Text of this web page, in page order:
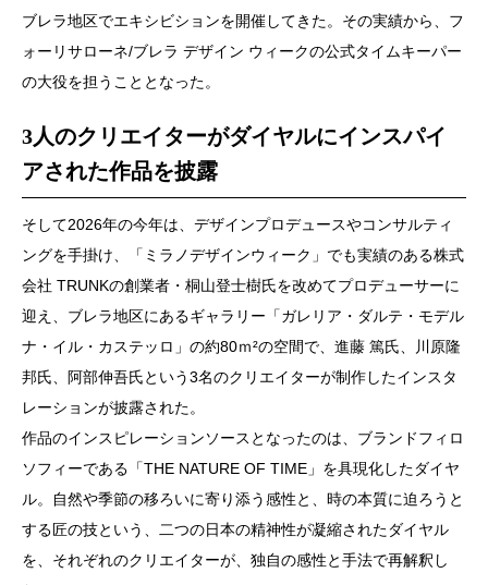
ブレラ地区でエキシビションを開催してきた。その実績から、フ
ォーリサローネ/ブレラ デザイン ウィークの公式タイムキーパー
の大役を担うこととなった。
3人のクリエイターがダイヤルにインスパイ
アされた作品を披露
そして2026年の今年は、デザインプロデュースやコンサルティ
ングを手掛け、「ミラノデザインウィーク」でも実績のある株式
会社 TRUNKの創業者・桐山登士樹氏を改めてプロデューサーに
迎え、ブレラ地区にあるギャラリー「ガレリア・ダルテ・モデル
ナ・イル・カステッロ」の約80ｍ²の空間で、進藤 篤氏、川原隆
邦氏、阿部伸吾氏という3名のクリエイターが制作したインスタ
レーションが披露された。
作品のインスピレーションソースとなったのは、ブランドフィロ
ソフィーである「THE NATURE OF TIME」を具現化したダイヤ
ル。自然や季節の移ろいに寄り添う感性と、時の本質に迫ろうと
する匠の技という、二つの日本の精神性が凝縮されたダイヤル
を、それぞれのクリエイターが、独自の感性と手法で再解釈し